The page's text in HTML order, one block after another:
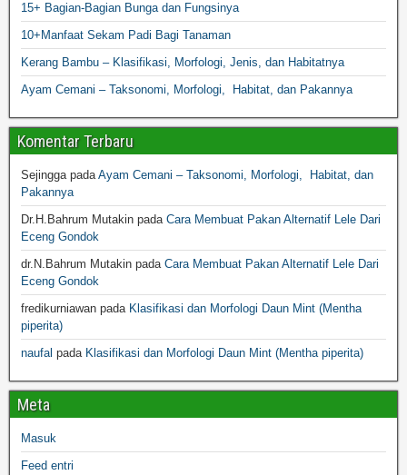
15+ Bagian-Bagian Bunga dan Fungsinya
10+Manfaat Sekam Padi Bagi Tanaman
Kerang Bambu – Klasifikasi, Morfologi, Jenis, dan Habitatnya
Ayam Cemani – Taksonomi, Morfologi, Habitat, dan Pakannya
Komentar Terbaru
SejinggapadaAyam Cemani – Taksonomi, Morfologi, Habitat, dan
Pakannya
Dr.H.Bahrum Mutakin pada Cara Membuat Pakan Alternatif Lele Dari
Eceng Gondok
dr.N.Bahrum Mutakin pada Cara Membuat Pakan Alternatif Lele Dari
Eceng Gondok
fredikurniawan pada Klasifikasi dan Morfologi Daun Mint (Mentha
piperita)
naufal pada Klasifikasi dan Morfologi Daun Mint (Mentha piperita)
Meta
Masuk
Feed entri